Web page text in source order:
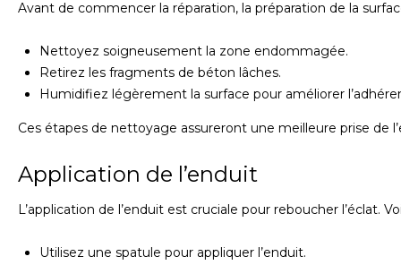
Avant de commencer la réparation, la préparation de la
Nettoyez soigneusement la zone endommagée.
Retirez les fragments de béton lâches.
Humidifiez légèrement la surface pour améliorer
Ces étapes de nettoyage assureront une meilleure prise de
Application de l’enduit
L’application de l’enduit est cruciale pour reboucher l’éclat.
Utilisez une spatule pour appliquer l’enduit.